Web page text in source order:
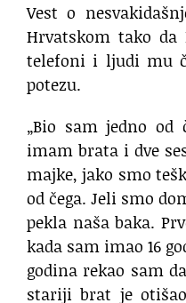
Vest o
Hrvatskom tako da
telefoni i ljudi mu
potezu.
„Bio sam jedno od
imam brata i dve
majke, jako smo
od čega. Jeli smo
pekla naša baka.
kada sam imao 16
godina rekao sam
stariji brat je